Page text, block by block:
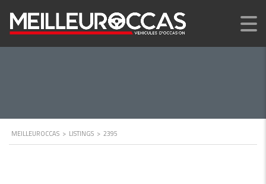
MEILLEUROCCAS > LISTINGS > 2395